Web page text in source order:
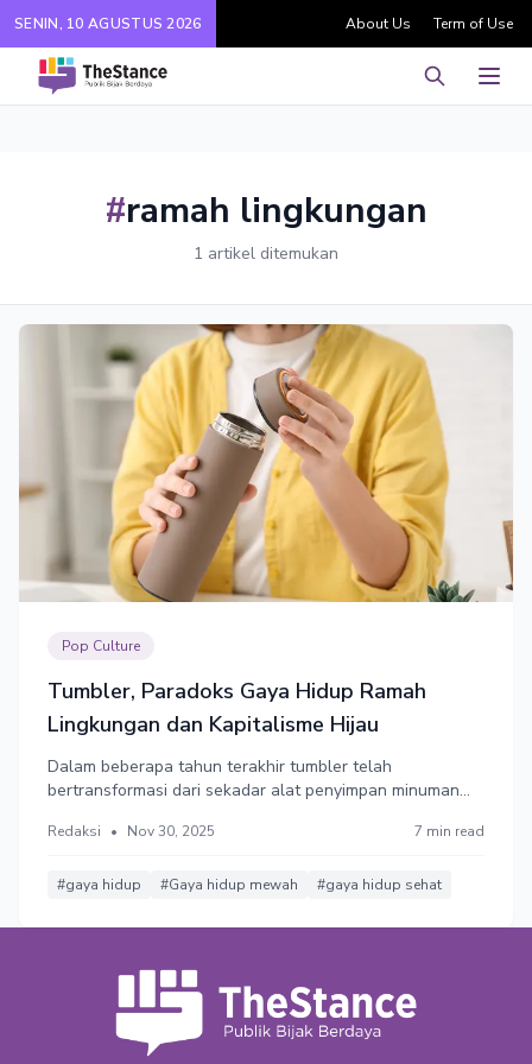
SENIN, 10 AGUSTUS 2026 About Us Term of Use
Pencarian
#ramah lingkungan
1 artikel ditemukan
Pop Culture
Tumbler, Paradoks Gaya Hidup Ramah
Lingkungan dan Kapitalisme Hijau
Dalam beberapa tahun terakhir tumbler telah
bertransformasi dari sekadar alat penyimpan minuman
ketika produk yang dirancang ramah lingkungan justru
Redaksi • Nov 30, 2025 7 min read
#gaya hidup #Gaya hidup mewah #gaya hidup sehat